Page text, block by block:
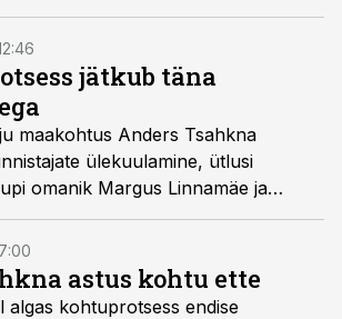
jätkub täna
maakohtus Anders Tsahkna
ülekuulamine, ütlusi
omanikfirma omanik Margus Kähri.
astus kohtu ette